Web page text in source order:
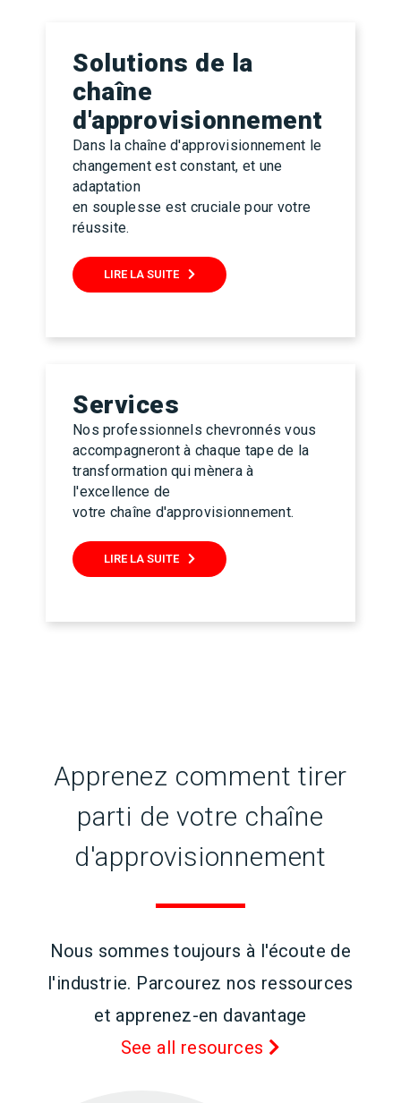
Solutions de la
chaîne
d'approvisionnement
Dans la chaîne d'approvisionnement le
changement est constant, et une
adaptation
en souplesse est cruciale pour votre
réussite.
LIRE LA SUITE
Services
Nos professionnels chevronnés vous
accompagneront à chaque tape de la
transformation qui mènera à
l'excellence de
votre chaîne d'approvisionnement.
LIRE LA SUITE
Apprenez comment tirer
parti de votre chaîne
d'approvisionnement
Nous sommes toujours à l'écoute de
l'industrie. Parcourez nos ressources
et apprenez-en davantage
See all resources